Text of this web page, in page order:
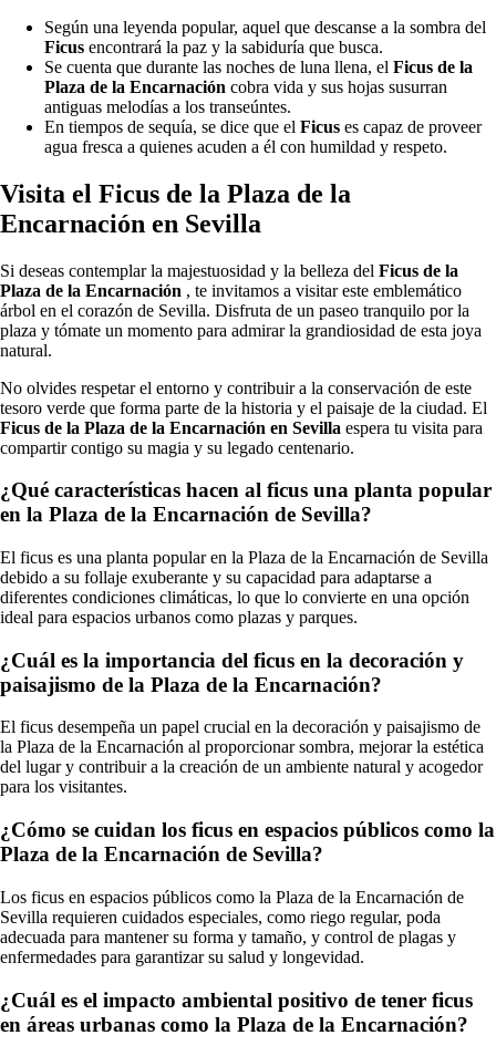
Según una leyenda popular, aquel que descanse a la sombra del
Ficus encontrará la paz y la sabiduría que busca.
Se cuenta que durante las noches de luna llena, el Ficus de la
Plaza de la Encarnación cobra vida y sus hojas susurran
antiguas melodías a los transeúntes.
En tiempos de sequía, se dice que el Ficus es capaz de proveer
agua fresca a quienes acuden a él con humildad y respeto.
Visita el Ficus de la Plaza de la
Encarnación en Sevilla
Si deseas contemplar la majestuosidad y la belleza del Ficus de la
Plaza de la Encarnación , te invitamos a visitar este emblemático
árbol en el corazón de Sevilla. Disfruta de un paseo tranquilo por la
plaza y tómate un momento para admirar la grandiosidad de esta joya
natural.
No olvides respetar el entorno y contribuir a la conservación de este
tesoro verde que forma parte de la historia y el paisaje de la ciudad. El
Ficus de la Plaza de la Encarnación en Sevilla espera tu visita para
compartir contigo su magia y su legado centenario.
¿Qué características hacen al ficus una planta popular
en la Plaza de la Encarnación de Sevilla?
El ficus es una planta popular en la Plaza de la Encarnación de Sevilla
debido a su follaje exuberante y su capacidad para adaptarse a
diferentes condiciones climáticas, lo que lo convierte en una opción
ideal para espacios urbanos como plazas y parques.
¿Cuál es la importancia del ficus en la decoración y
paisajismo de la Plaza de la Encarnación?
El ficus desempeña un papel crucial en la decoración y paisajismo de
la Plaza de la Encarnación al proporcionar sombra, mejorar la estética
del lugar y contribuir a la creación de un ambiente natural y acogedor
para los visitantes.
¿Cómo se cuidan los ficus en espacios públicos como la
Plaza de la Encarnación de Sevilla?
Los ficus en espacios públicos como la Plaza de la Encarnación de
Sevilla requieren cuidados especiales, como riego regular, poda
adecuada para mantener su forma y tamaño, y control de plagas y
enfermedades para garantizar su salud y longevidad.
¿Cuál es el impacto ambiental positivo de tener ficus
en áreas urbanas como la Plaza de la Encarnación?